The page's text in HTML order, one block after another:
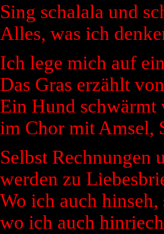
Sing schalala und
Alles, was ich
Ich lege mich auf
Das Gras erzählt
Ein Hund schwärmt
im Chor mit Amsel,
Selbst Rechnungen
werden zu
Wo ich auch
wo ich auch